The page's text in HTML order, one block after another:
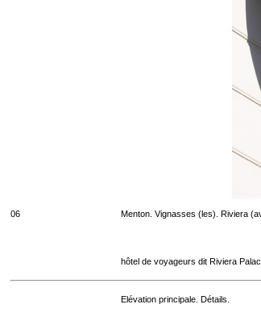
06 Menton. Vignasses (les). Riviera
hôtel de voyageurs dit Riviera
Elévation principale. Détails.